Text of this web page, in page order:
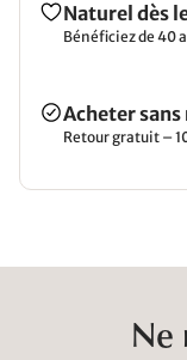
Naturel dès
Bénéficiez de 40
Acheter
Retour gratuit –
Ne